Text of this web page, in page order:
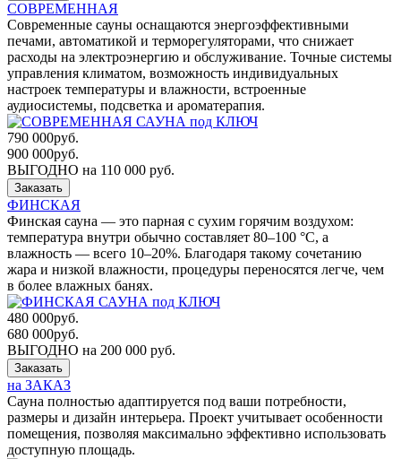
СОВРЕМЕННАЯ
Современные сауны оснащаются энергоэффективными
печами, автоматикой и терморегуляторами, что снижает
расходы на электроэнергию и обслуживание. Точные системы
управления климатом, возможность индивидуальных
настроек температуры и влажности, встроенные
аудиосистемы, подсветка и ароматерапия.
790 000руб.
900 000руб.
ВЫГОДНО на 110 000 руб.
Заказать
ФИНСКАЯ
Финская сауна — это парная с сухим горячим воздухом:
температура внутри обычно составляет 80–100 °C, а
влажность — всего 10–20%. Благодаря такому сочетанию
жара и низкой влажности, процедуры переносятся легче, чем
в более влажных банях.
480 000руб.
680 000руб.
ВЫГОДНО на 200 000 руб.
Заказать
на ЗАКАЗ
Сауна полностью адаптируется под ваши потребности,
размеры и дизайн интерьера. Проект учитывает особенности
помещения, позволяя максимально эффективно использовать
доступную площадь.